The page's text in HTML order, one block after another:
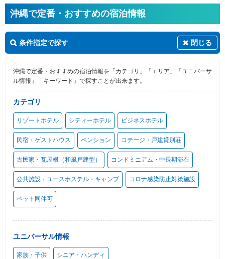
沖縄で定番・おすすめの宿泊情報
条件指定で探す 閉じる
沖縄で定番・おすすめの宿泊情報を「カテゴリ」「エリア」「ユニバーサ
ル情報」「キーワード」で探すことが出来ます。
カテゴリ
リゾートホテル シティーホテル ビジネスホテル
民宿・ゲストハウス ペンション コテージ・戸建貸別荘
古民家・瓦屋根（和風戸建型） コンドミニアム・中長期滞在
公共施設・ユースホステル・キャンプ コロナ感染防止対策施設
ペット同伴可
ユニバーサル情報
家族・子供 シニア・ハンディ